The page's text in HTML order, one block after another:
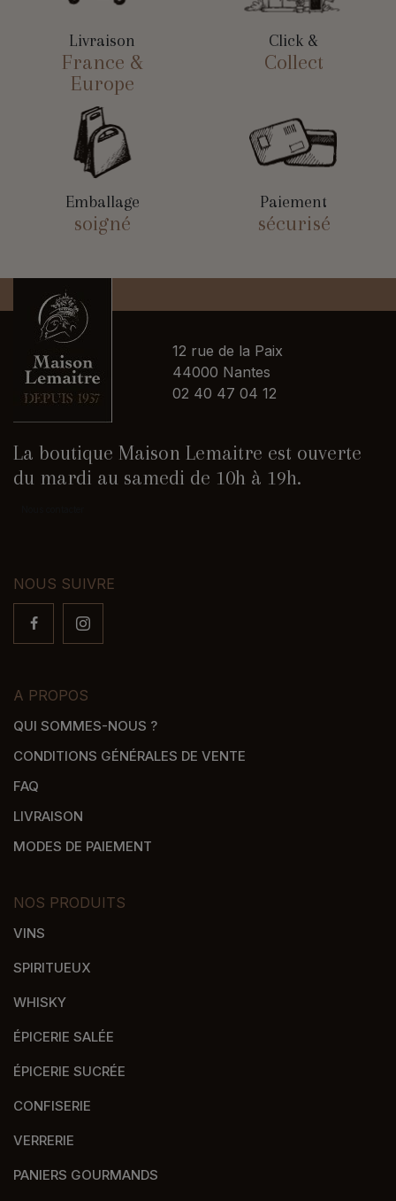
Livraison
France &
Europe
Click &
Collect
Emballage
soigné
Paiement
sécurisé
12 rue de la Paix
44000 Nantes
02 40 47 04 12
La boutique Maison Lemaitre est ouverte
du mardi au samedi de 10h à 19h.
NOUS SUIVRE
A PROPOS
QUI SOMMES-NOUS ?
CONDITIONS GÉNÉRALES DE VENTE
FAQ
LIVRAISON
MODES DE PAIEMENT
NOS PRODUITS
VINS
SPIRITUEUX
WHISKY
ÉPICERIE SALÉE
ÉPICERIE SUCRÉE
CONFISERIE
VERRERIE
PANIERS GOURMANDS